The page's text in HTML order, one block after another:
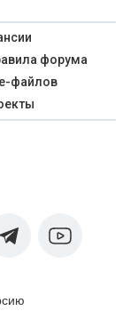
форума
файлов